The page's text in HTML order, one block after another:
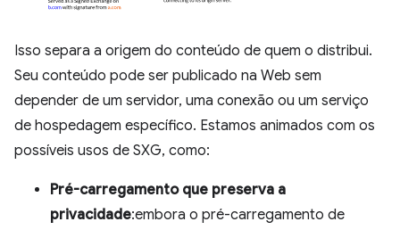
Isso separa a origem do conteúdo de quem o distribui.
Seu conteúdo pode ser publicado na Web sem
depender de um servidor, uma conexão ou um serviço
de hospedagem específico. Estamos animados com os
possíveis usos de SXG, como:
Pré-carregamento que preserva a
privacidade:embora o pré-carregamento de